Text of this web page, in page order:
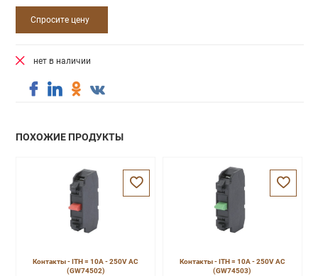
Спросите цену
нет в наличии
ПОХОЖИЕ ПРОДУКТЫ
Контакты - ITH = 10A - 250V AC
(GW74502)
Контакты - ITH = 10A - 250V AC
(GW74503)